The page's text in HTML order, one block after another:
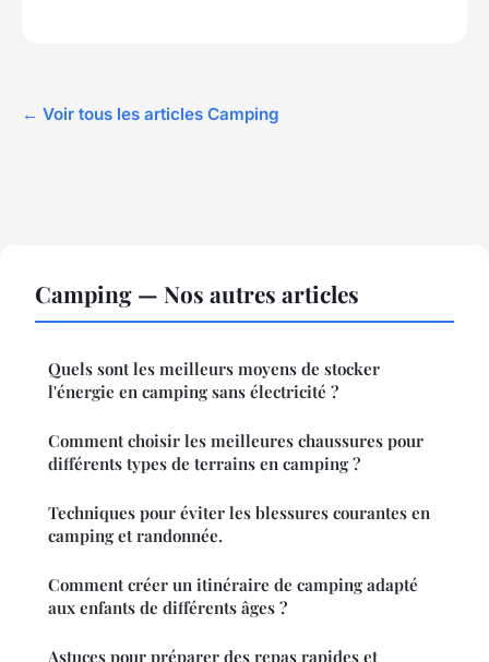
← Voir tous les articles Camping
Camping — Nos autres articles
Quels sont les meilleurs moyens de stocker
l'énergie en camping sans électricité ?
Comment choisir les meilleures chaussures pour
différents types de terrains en camping ?
Techniques pour éviter les blessures courantes en
camping et randonnée.
Comment créer un itinéraire de camping adapté
aux enfants de différents âges ?
Astuces pour préparer des repas rapides et